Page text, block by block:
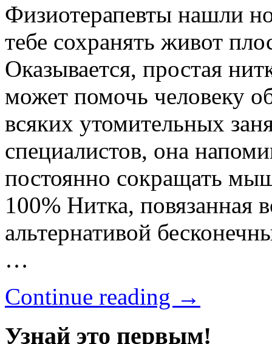
Физиотерапевты нашли
тебе сохранять живот
Оказывается, простая
может помочь человеку
всяких утомительных
специалистов, она
постоянно сокращать
100% Нитка, повязанная
альтернативой
…
Continue reading →
Узнай это первым!